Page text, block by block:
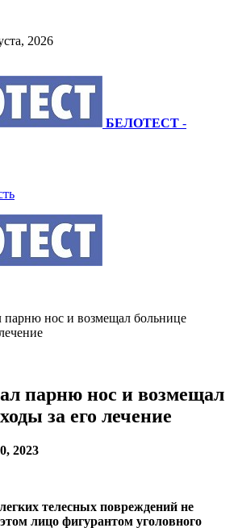
2026
БЕЛОТЕСТ -
парню нос и возмещал больнице
парню нос и возмещал
за его лечение
2023
телесных повреждений не
лицо фигурантом уголовного